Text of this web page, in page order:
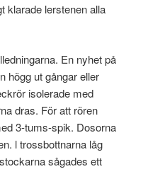
klarade lerstenen alla
En nyhet på
högg ut gångar eller
isolerade med
dras. För att rören
3-tums-spik. Dosorna
l trossbottnarna låg
sågades ett